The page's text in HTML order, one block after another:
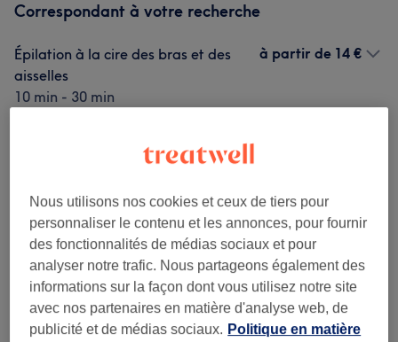
Correspondant à votre recherche
Épilation à la cire des bras et des
aisselles
10 min - 30 min
à partir de 14 €
Épilation à la cire du visage
Épilation à la cire des sourcils et
des lévres
30 minMa prestation en détail...
14 € Sélectionner
Ce n'est pas ce que vous recherchiez ?
Recherchez dans notre liste de prestations
Nous utilisons nos cookies et ceux de tiers pour
personnaliser le contenu et les annonces, pour fournir
des fonctionnalités de médias sociaux et pour
analyser notre trafic. Nous partageons également des
informations sur la façon dont vous utilisez notre site
avec nos partenaires en matière d'analyse web, de
publicité et de médias sociaux. Politique en matière